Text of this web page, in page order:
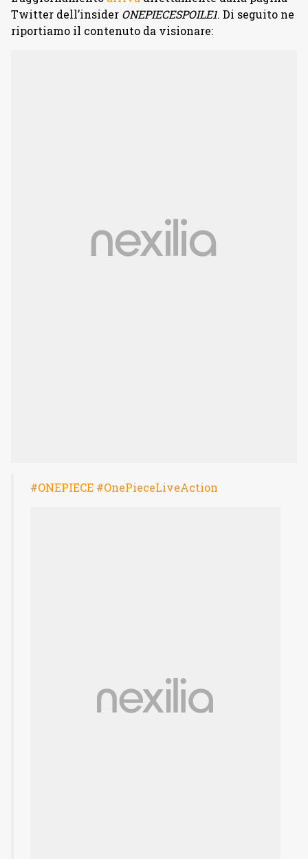
Twitter dell’insider ONEPIECESPOILE1. Di seguito ne
riportiamo il contenuto da visionare:
#ONEPIECE #OnePieceLiveAction